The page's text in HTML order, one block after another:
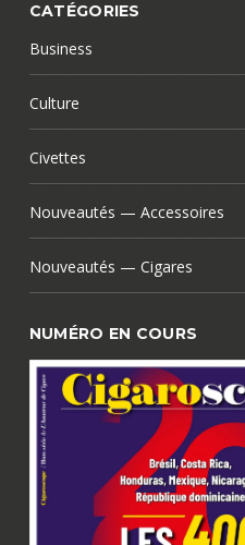
CATÉGORIES
Business
Culture
Civettes
Nouveautés — Accessoires
Nouveautés — Cigares
NUMÉRO EN COURS